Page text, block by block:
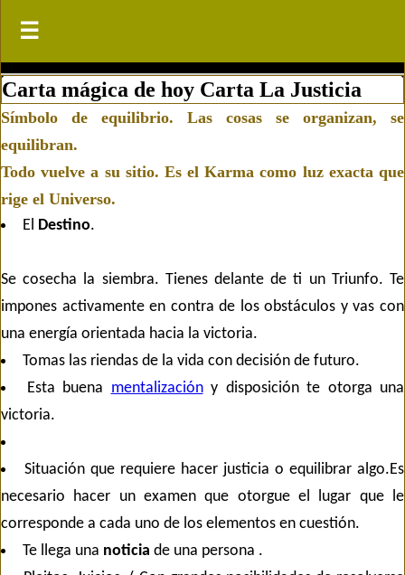
☰
Carta mágica de hoy Carta La Justicia
Símbolo de equilibrio. Las cosas se organizan, se
equilibran.
Todo vuelve a su sitio. Es elKarma como luz exacta que
rige el Universo.
El Destino.
Se cosecha la siembra. Tienes delante de ti un Triunfo. Te
impones activamente en contra de los obstáculos y vas con
una energía orientada hacia la victoria.
Tomas las riendas de la vida con decisión de futuro.
Esta buena mentalizacióny disposición te otorga una
victoria.
Situación que requiere hacer justicia o equilibrar algo.Es
necesario hacer un examen que otorgue el lugar que le
corresponde a cada uno de los elementos en cuestión.
Te llega una noticia de una persona .
☰